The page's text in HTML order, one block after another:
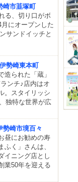
崎市韮塚町
る、切り口がボ
にオープンした
サンドイッチと
勢崎東本町
られた「蔵」
ンチ♪店内はオ
。スタイリッシ
独特な世界が広
崎市境百々
昼にお勧めの寿
く」さんは、
イニング店とし
業50年を迎える